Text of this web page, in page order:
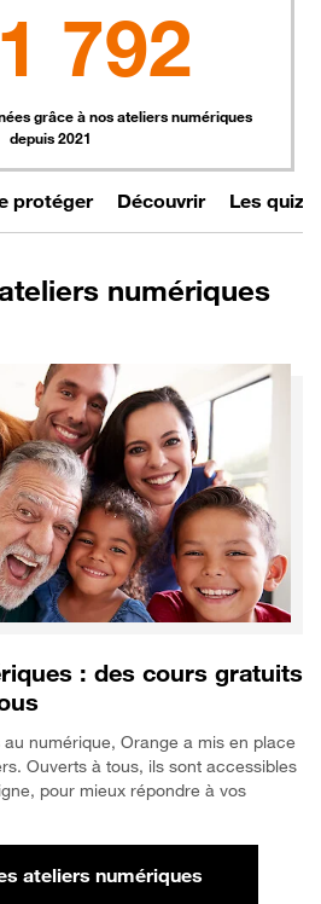
792
grâce à nos ateliers numériques
depuis 2021
protéger Découvrir Les quiz
numériques
: des cours gratuits
numérique, Orange a mis en place
Ouverts à tous, ils sont accessibles
pour mieux répondre à vos
ateliers numériques